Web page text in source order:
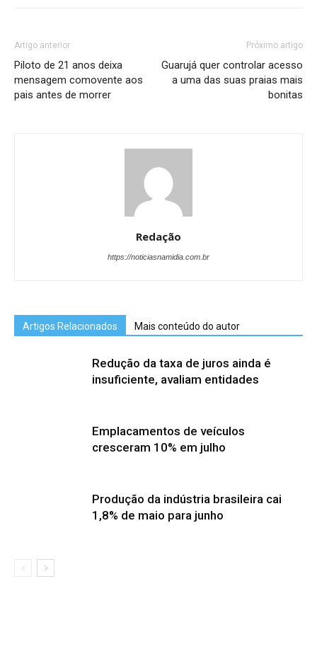
Artigo anterior
Piloto de 21 anos deixa
mensagem comovente aos
pais antes de morrer
Próximo artigo
Guarujá quer controlar acesso
a uma das suas praias mais
bonitas
Redação
https://noticiasnamidia.com.br
Artigos Relacionados Mais conteúdo do autor
Redução da taxa de juros ainda é
insuficiente, avaliam entidades
Emplacamentos de veículos
cresceram 10% em julho
Produção da indústria brasileira cai
1,8% de maio para junho